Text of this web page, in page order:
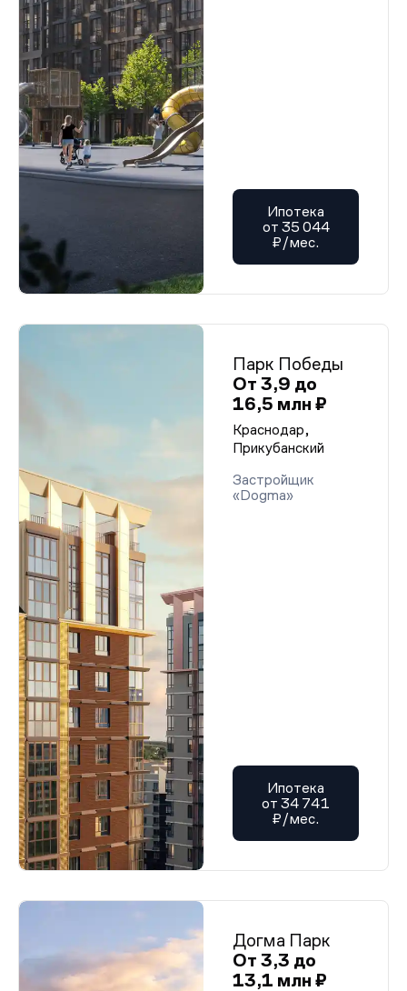
Ипотека
от 35 044
₽/мес.
Парк Победы
От 3,9 до
16,5 млн ₽
Краснодар,
Прикубанский
Застройщик
«Dogma»
Ипотека
от 34 741
₽/мес.
Догма Парк
От 3,3 до
13,1 млн ₽